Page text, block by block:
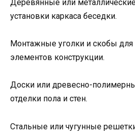
Деревянные или
установки каркаса беседки.
Монтажные уголки и скобы для
элементов конструкции.
Доски или древесно-
отделки пола и стен.
Стальные или чугунные